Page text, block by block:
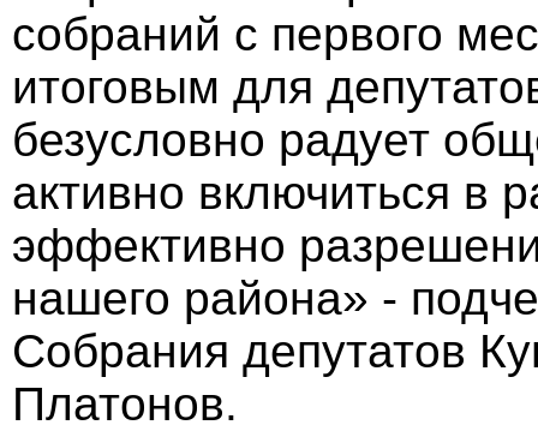
собраний с первого
итоговым для
безусловно радует
активно включиться в
эффективно
нашего района» -
Собрания депутатов
Платонов.